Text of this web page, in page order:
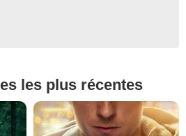
les plus récentes